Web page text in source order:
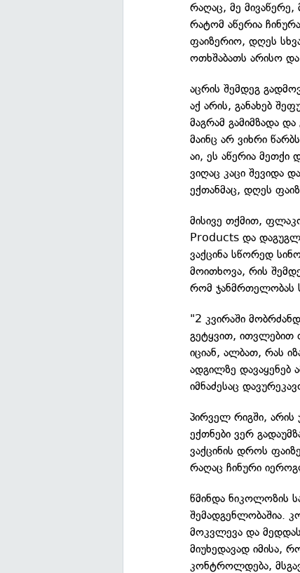
რაღაც, მე მივაწერე,
რატომ აწერია
ფაიზერიო, დღეს
ოთხშაბათს არისო
აცრის შემდეგ
აქ არის, განახებ
მაგრამ გამიმზადა
მაინც არ ვიხრი
აი, ეს აწერია მეთქი
ვიღაც კაცი შევიდა
ექთანმაც, დღეს
მისივე თქმით,
Products და
ვაქცინა სწორედ
მოითხოვა, რის
რომ ჯანმრთელობას
"2 კვირაში
გეტყვით, ითვლებით
იციან, ალბათ, რას
ადგილზე დავაყენებ
იმნაძესაც
პირველ რიგში, არის
ექთნები ვერ
ვაქცინის დროს
რაღაც ჩინური
წმინდა ნიკოლოზის
შემადგენლობაშია.
მოკვლევა და
მიუხედავად იმისა,
კონტროლდება,